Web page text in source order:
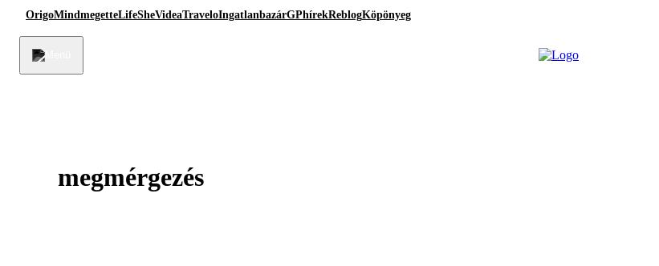
OrigoMindmegetteLifeSheVideaTraveloIngatlanbazárGPhírekReblogKöpönyeg
megmérgezés